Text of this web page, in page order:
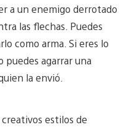
a un enemigo derrotado
las flechas. Puedes
como arma. Si eres lo
agarrar una
la envió.
estilos de